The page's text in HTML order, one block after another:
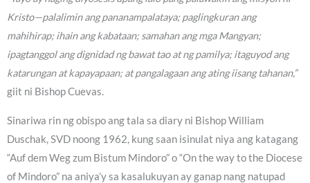
Kristo—palalimin ang pananampalataya; paglingkuran ang
mahihirap; ihain ang kabataan; samahan ang mga Mangyan;
ipagtanggol ang dignidad ng bawat tao at ng pamilya; itaguyod ang
katarungan at kapayapaan; at pangalagaan ang ating iisang tahanan,”
giit ni Bishop Cuevas.
Sinariwa rin ng obispo ang tala sa diary ni Bishop William
Duschak, SVD noong 1962, kung saan isinulat niya ang katagang
“Auf dem Weg zum Bistum Mindoro” o “On the way to the Diocese
of Mindoro” na aniya’y sa kasalukuyan ay ganap nang natupad